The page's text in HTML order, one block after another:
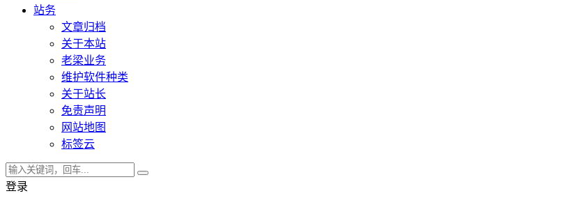
站务
文章归档
关于本站
老梁业务
维护软件种类
关于站长
免责声明
网站地图
标签云
登录